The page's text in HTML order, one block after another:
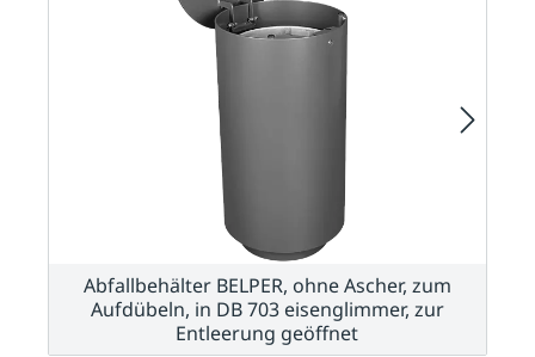
Abfallbehälter BELPER, ohne Ascher, zum
Aufdübeln, in DB 703 eisenglimmer, zur
Entleerung geöffnet